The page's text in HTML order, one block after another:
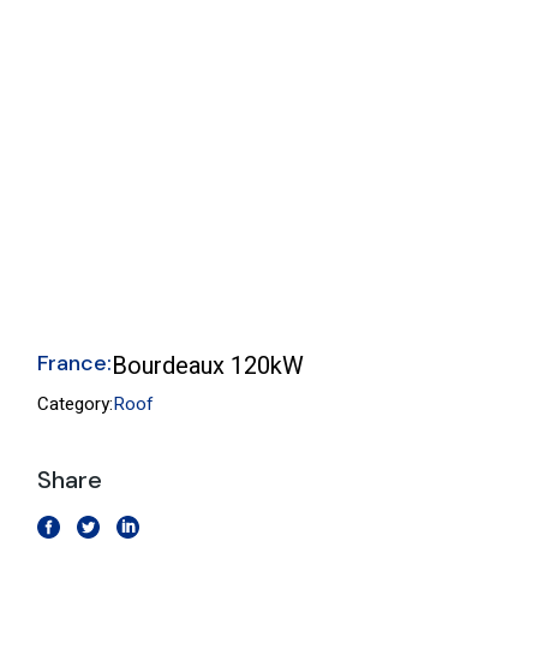
France:Bourdeaux 120kW
Category:Roof
Share